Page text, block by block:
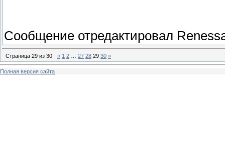
Сообщение отредактировал
Страница 29 из 30 « 1 2 27 28 29 30 »
Полная версия сайта